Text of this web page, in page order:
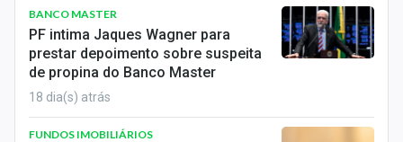
BANCO MASTER
PF intima Jaques Wagner para
prestar depoimento sobre suspeita
de propina do Banco Master
18 dia(s) atrás
FUNDOS IMOBILIÁRIOS